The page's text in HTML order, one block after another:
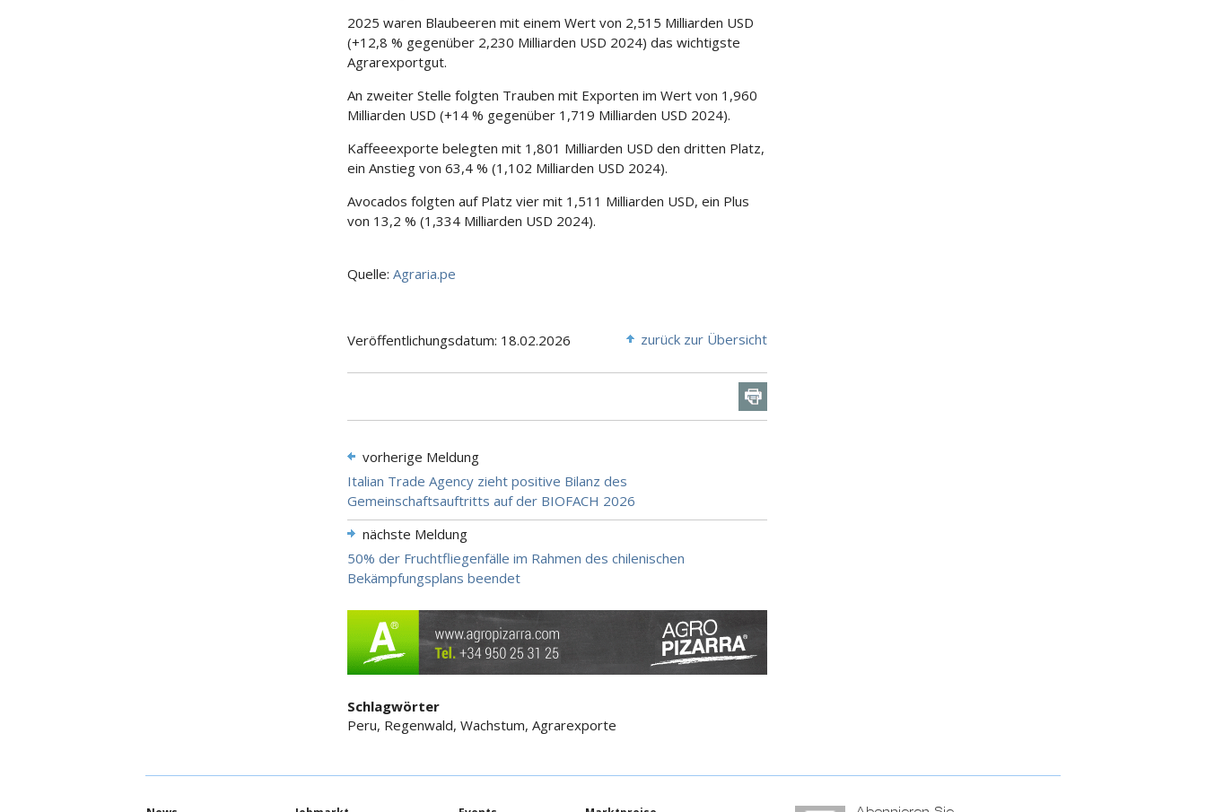
2025 waren Blaubeeren mit einem Wert von 2,515 Milliarden USD
(+12,8 % gegenüber 2,230 Milliarden USD 2024) das wichtigste
Agrarexportgut.
An zweiter Stelle folgten Trauben mit Exporten im Wert von 1,960
Milliarden USD (+14 % gegenüber 1,719 Milliarden USD 2024).
Kaffeeexporte belegten mit 1,801 Milliarden USD den dritten Platz,
ein Anstieg von 63,4 % (1,102 Milliarden USD 2024).
Avocados folgten auf Platz vier mit 1,511 Milliarden USD, ein Plus
von 13,2 % (1,334 Milliarden USD 2024).
Quelle: Agraria.pe
Veröffentlichungsdatum: 18.02.2026 zurück zur Übersicht
vorherige Meldung
Italian Trade Agency zieht positive Bilanz des
Gemeinschaftsauftritts auf der BIOFACH 2026
nächste Meldung
50% der Fruchtfliegenfälle im Rahmen des chilenischen
Bekämpfungsplans beendet
Schlagwörter
Peru, Regenwald, Wachstum, Agrarexporte